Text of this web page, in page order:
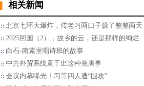
相关新闻
北京七环大爆炸，传老习两口子躲了整整两天
2025回国（2），故乡的云，还是那样的绚烂
白石-南素里唱诗班的故事
中共外贸系统竟干出这种荒唐事
会议内幕曝光！习等四人遭“围攻”